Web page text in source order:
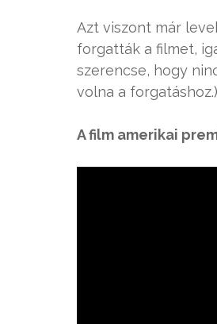
Azt viszont már
forgatták a filmet,
szerencse, hogy
volna a forgatáshoz.)
A film amerikai